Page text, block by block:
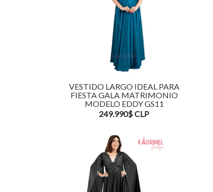
VESTIDO LARGO IDEAL PARA
FIESTA GALA MATRIMONIO
MODELO EDDY GS11
249.990$ CLP